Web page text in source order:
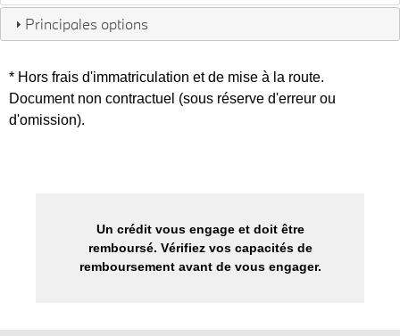
Principales options
* Hors frais d'immatriculation et de mise à la route.
Document non contractuel (sous réserve d'erreur ou
d'omission).
Un crédit vous engage et doit être
remboursé. Vérifiez vos capacités de
remboursement avant de vous engager.